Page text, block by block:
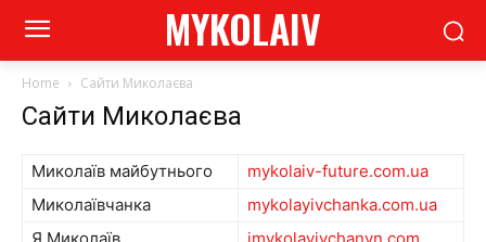
MYKOLAIV
Home Сайти Миколаєва
Сайти Миколаєва
Миколаїв майбутнього
mykolaiv-future.com.ua
Миколаївчанка
mykolayivchanka.com.ua